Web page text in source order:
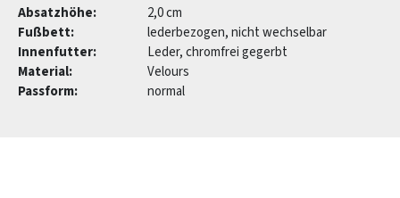
Absatzhöhe:
2,0 cm
Fußbett:
lederbezogen, nicht wechselbar
Innenfutter:
Leder, chromfrei gegerbt
Material:
Velours
Passform:
normal